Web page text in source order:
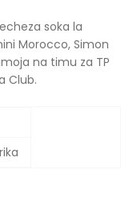
soka la
Morocco, Simon
na timu za TP
Club.